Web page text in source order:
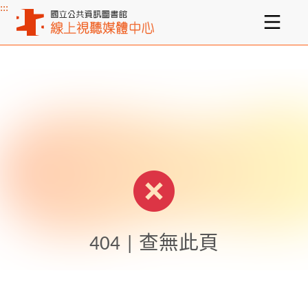
主要內容區塊
:::
404 | 查無此頁